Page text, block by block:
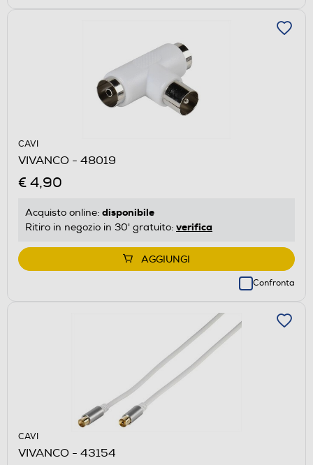
CAVI
VIVANCO - 48019
€ 4,90
Acquisto online: disponibile
Ritiro in negozio in 30' gratuito: verifica
AGGIUNGI
Confronta
CAVI
VIVANCO - 43154